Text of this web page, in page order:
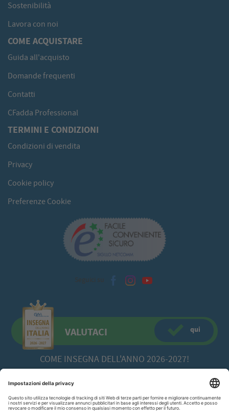
Sostenibilità
Lavora con noi
COME ACQUISTARE
Guida all'acquisto
Domande frequenti
Contatti
CFadda Professional
TERMINI E CONDIZIONI
Condizioni di vendita
Privacy
Cookie policy
Preferenze Cookie
Seguici su
VALUTACI
COME INSEGNA DELL'ANNO 2026-2027!
qui